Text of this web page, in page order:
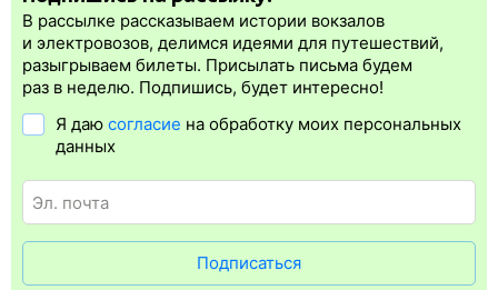
регистрация.
Электронная регистрацияпроизводитсясразупосле оплаты
билета.Электронная регистрация— это опция, которая
упрощает жизнь пассажиру. Её преимущество в том, что
бланке. Электронная регистрациядоступна почти для всех
заказов,исключение составляют поезда
личности, указанный в электронном ж/д билете. А в случае
посадочного купона.
В рассылке рассказываем истории вокзалов
и электровозов, делимся идеями для путешествий,
разыгрываем билеты. Присылать письма будем
раз в неделю. Подпишись, будет интересно!
Я даю согласие на обработку моих персональных
данных
Подписаться